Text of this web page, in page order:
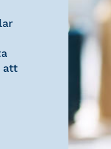
att